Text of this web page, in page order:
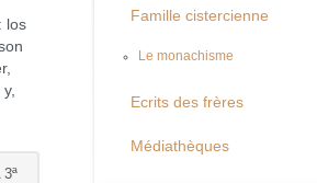
los
Famille cistercienne
Le monachisme
Ecrits des frères
Médiathèques